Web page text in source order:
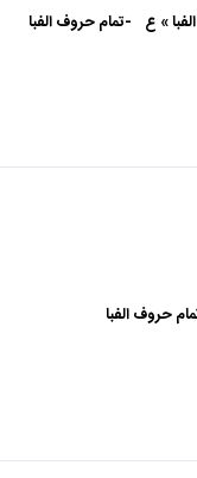
» ع -تمام حروف الفبا
حروف الفبا